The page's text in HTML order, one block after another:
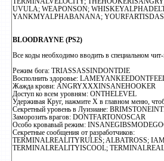
UVULA; WEAPONSON;
YANKMYALPHABANANA;
BLOODRAYNE (PS2)
Все коды необходимо вводить в специальном
Режим бога: TRIASSASSINDONTDIE
Восполнить здоровье:
Жажда крови: ANGRYXXXINSANEHOOKER
Доступ ко всем уровням: ONTHELEVEL
Удерживая Круг, нажмите X в главном меню,
Секретный уровень в Луизиане:
Заморозить врагов: DONTFARTONOSCAR
Особо кровавый режим:
Секретные сообщения от разработчиков:
TERMINALREALITYRULES; ALBATROSS;
TERMINALREALITYISCOOL;